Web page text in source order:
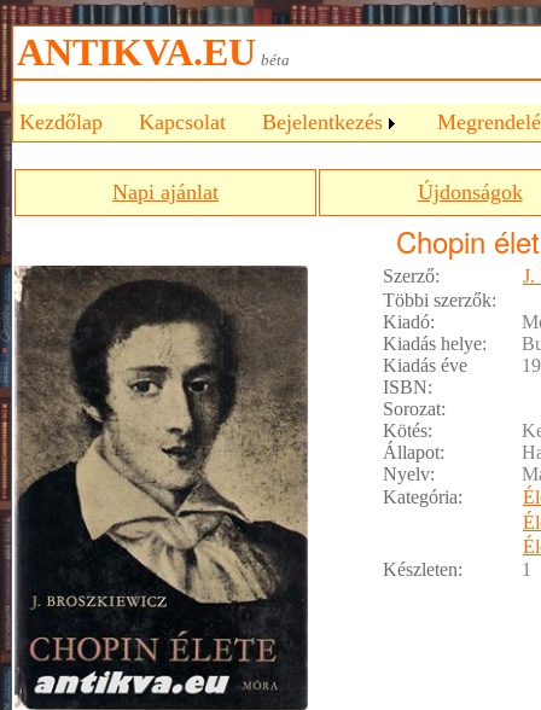
ANTIKVA.EU béta
Kezdőlap Kapcsolat Bejelentkezés
Napi ajánlat Újdonságok
Chopin
Szerző:
J.
Többi szerzők:
Kiadó:
Kiadás helye:
Kiadás éve
ISBN:
Sorozat:
Kötés:
Állapot:
Nyelv:
Kategória:
Készleten:
1